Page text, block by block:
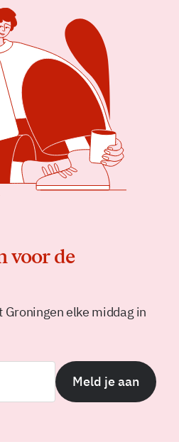
voor de
elke middag in
Meld je aan